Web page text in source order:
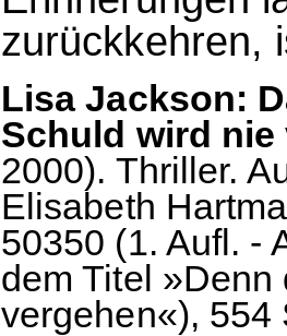
zurückkehren,
Lisa Jackson:
Schuld wird nie
2000). Thriller.
Elisabeth
50350 (1. Aufl. -
dem Titel
vergehen«), 554